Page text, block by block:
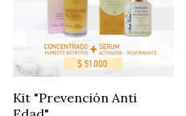
Kit "Prevención Anti